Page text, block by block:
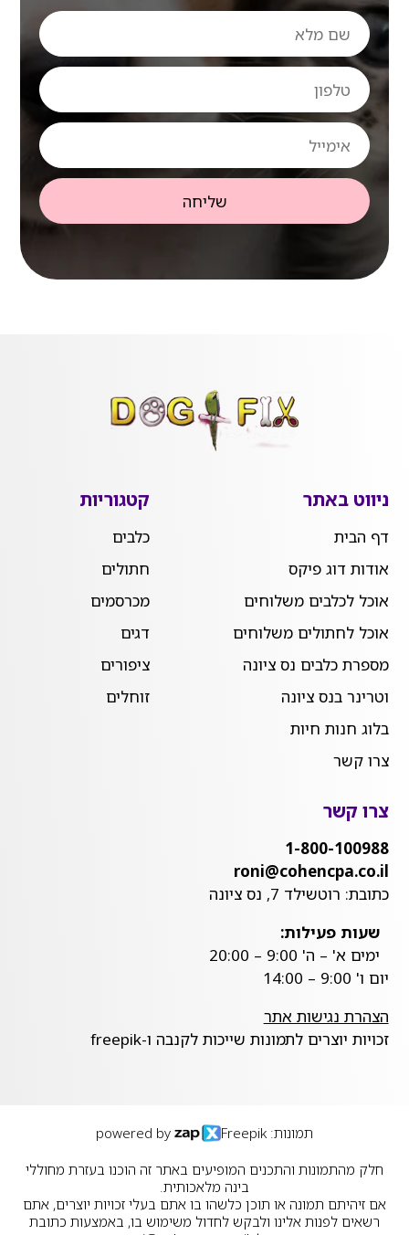
שם
מלא
טלפון
אימייל
שליחה
ניווט באתר
דף הבית
אודות דוג פיקס
אוכל לכלבים משלוחים
אוכל לחתולים משלוחים
מספרת כלבים נס ציונה
וטרינר בנס ציונה
בלוג חנות חיות
צרו קשר
קטגוריות
כלבים
חתולים
מכרסמים
דגים
ציפורים
זוחלים
צרו קשר
1-800-100988
roni@cohencpa.co.il
כתובת: רוטשילד 7, נס ציונה
שעות פעילות:
ימים א' – ה' 9:00 – 20:00
יום ו' 9:00 – 14:00
הצהרת נגישות אתר
זכויות יוצרים לתמונות שייכות לקנבה ו-freepik
תמונות: Freepik powered by
חלק מהתמונות והתכנים המופיעים באתר זה הוכנו בעזרת מחוללי
בינה מלאכותית.
אם זיהיתם תמונה או תוכן כלשהו בו אתם בעלי זכויות יוצרים, אתם
רשאים לפנות אלינו ולבקש לחדול משימוש בו, באמצעות כתובת